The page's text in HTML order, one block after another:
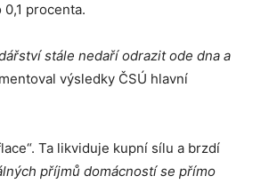
procenta.
stále nedaří odrazit ode dna a
výsledky ČSÚ hlavní
Ta likviduje kupní sílu a brzdí
příjmů domácností se přímo